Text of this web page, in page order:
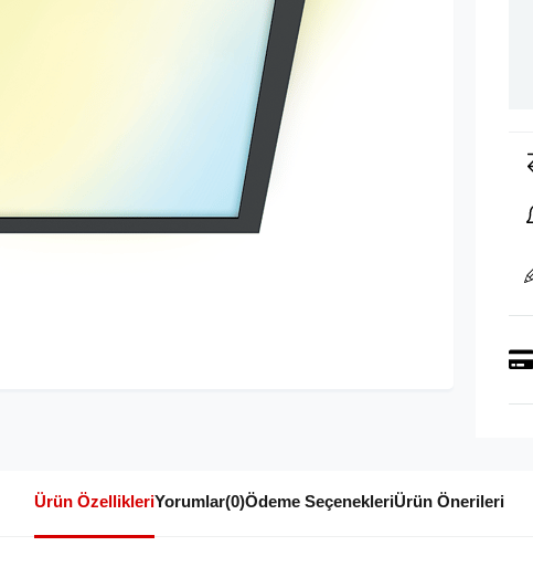
Ürün ÖzellikleriYorumlar(0)Ödeme SeçenekleriÜrün Önerileri